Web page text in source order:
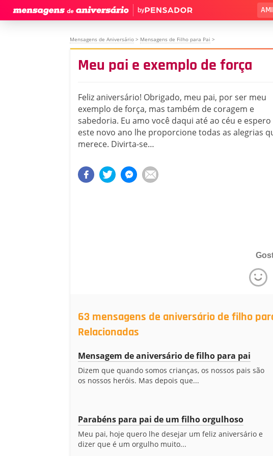
by
Mensagens de Aniversário > Mensagens de Filho para Pai >
Meu pai e exemplo de força
Feliz aniversário! Obrigado, meu pai, por ser meu
exemplo de força, mas também de coragem e
sabedoria. Eu amo você daqui até ao céu e
este novo ano lhe proporcione todas as alegrias
merece. Divirta-se…
63 mensagens de aniversário de filho
Relacionadas
Mensagem de aniversário de filho para pai
Dizem que quando somos crianças, os nossos pais são
os nossos heróis. Mas depois que...
Parabéns para pai de um filho orgulhoso
Meu pai, hoje quero lhe desejar um feliz aniversário e
dizer que é um orgulho muito...